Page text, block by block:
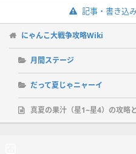
記事・書き込
にゃんこ大戦争攻略Wiki
月間ステージ
だって夏じゃニャーイ
真夏の果汁（星1~星4）の攻略